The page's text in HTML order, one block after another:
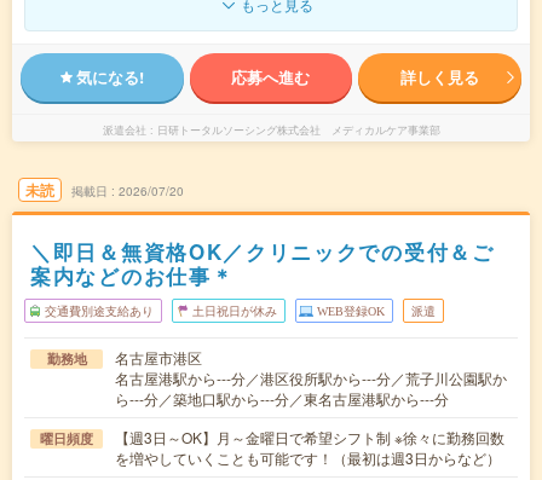
もっと見る
気になる! 応募へ進む 詳しく見る
派遣会社 日研トータルソーシング株式会社 メディカルケア事業部
未読 掲載日 2026/07/20
＼即日＆無資格OK／クリニックでの受付＆ご
案内などのお仕事＊
交通費別途支給あり 土日祝日が休み WEB登録OK 派遣
勤務地
名古屋市港区
名古屋港駅から---分／港区役所駅から---分／荒子川公園駅か
ら---分／築地口駅から---分／東名古屋港駅から---分
曜日頻度
【週3日～OK】月～金曜日で希望シフト制 ※徐々に勤務回数
を増やしていくことも可能です！（最初は週3日からなど）